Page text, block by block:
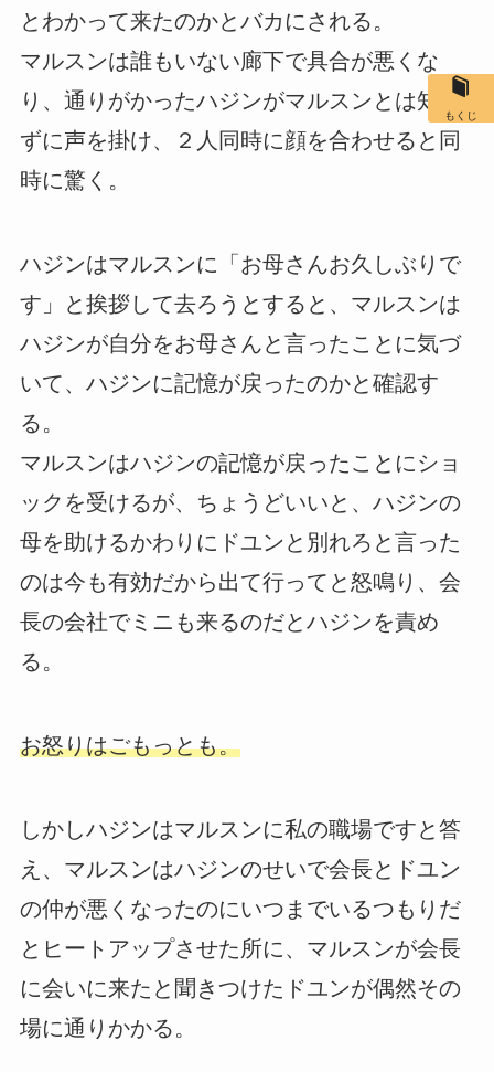
とわかって来たのかとバカにされる。
マルスンは誰もいない廊下で具合が悪くな
り、通りがかったハジンがマルスンとは知ら
ずに声を掛け、２人同時に顔を合わせると同
時に驚く。
ハジンはマルスンに「お母さんお久しぶりで
す」と挨拶して去ろうとすると、マルスンは
ハジンが自分をお母さんと言ったことに気づ
いて、ハジンに記憶が戻ったのかと確認す
る。
マルスンはハジンの記憶が戻ったことにショ
ックを受けるが、ちょうどいいと、ハジンの
母を助けるかわりにドユンと別れろと言った
のは今も有効だから出て行ってと怒鳴り、会
長の会社でミニも来るのだとハジンを責め
る。
お怒りはごもっとも。
しかしハジンはマルスンに私の職場ですと答
え、マルスンはハジンのせいで会長とドユン
の仲が悪くなったのにいつまでいるつもりだ
とヒートアップさせた所に、マルスンが会長
に会いに来たと聞きつけたドユンが偶然その
場に通りかかる。
もくじ